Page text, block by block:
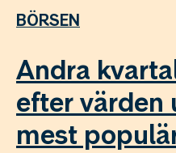
BÖRSEN
Andra
efter värden
mest